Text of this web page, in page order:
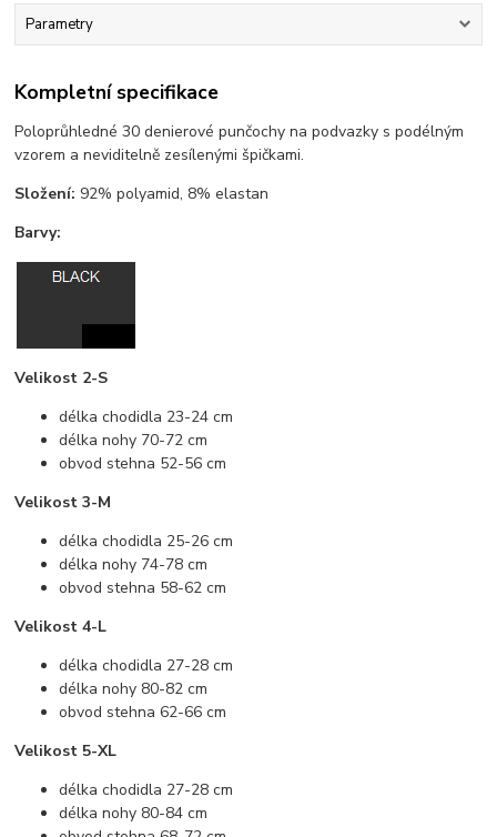
Parametry
Kompletní specifikace
Poloprůhledné 30 denierové punčochy na podvazky s podélným
vzorem a neviditelně zesílenými špičkami.
Složení: 92% polyamid, 8% elastan
Barvy:
Velikost 2-S
délka chodidla 23-24 cm
délka nohy 70-72 cm
obvod stehna 52-56 cm
Velikost 3-M
délka chodidla 25-26 cm
délka nohy 74-78 cm
obvod stehna 58-62 cm
Velikost 4-L
délka chodidla 27-28 cm
délka nohy 80-82 cm
obvod stehna 62-66 cm
Velikost 5-XL
délka chodidla 27-28 cm
délka nohy 80-84 cm